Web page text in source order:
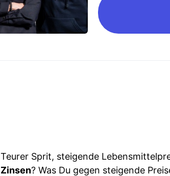
Teurer Sprit, steigende
Zinsen? Was Du gegen steigende